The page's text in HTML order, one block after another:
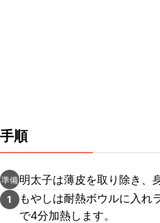
手順
準備 明太子は薄皮を取り除き、
1
もやしは耐熱ボウルに入れ
で4分加熱します。